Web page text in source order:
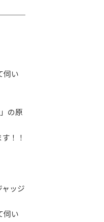
伺い
の原
！！
ッジ
伺い